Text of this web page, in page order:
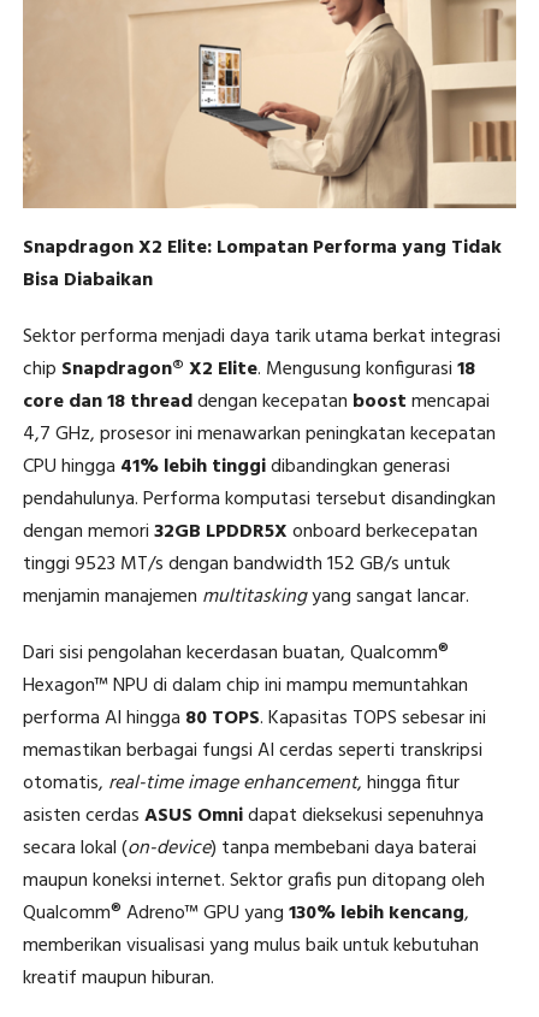
Snapdragon X2 Elite: Lompatan Performa yang Tidak
Bisa Diabaikan
Sektor performa menjadi daya tarik utama berkat integrasi
chip Snapdragon® X2 Elite. Mengusung konfigurasi18
core dan 18 threaddengan kecepatan boostmencapai
4,7 GHz, prosesor ini menawarkan peningkatan kecepatan
CPU hingga 41% lebih tinggidibandingkan generasi
pendahulunya. Performa komputasi tersebut disandingkan
dengan memori32GB LPDDR5Xonboard berkecepatan
tinggi 9523 MT/s dengan bandwidth 152 GB/s untuk
menjamin manajemen multitaskingyang sangat lancar.
Dari sisi pengolahan kecerdasan buatan, Qualcomm®
Hexagon™ NPU di dalam chip ini mampu memuntahkan
performa AI hingga 80 TOPS. Kapasitas TOPS sebesar ini
memastikan berbagai fungsi AI cerdas seperti transkripsi
otomatis, real-time image enhancement, hingga fitur
asisten cerdasASUS Omnidapat dieksekusi sepenuhnya
secara lokal (on-device) tanpa membebani daya baterai
maupun koneksi internet. Sektor grafis pun ditopang oleh
Qualcomm® Adreno™ GPU yang130% lebih kencang,
memberikan visualisasi yang mulus baik untuk kebutuhan
kreatif maupun hiburan.